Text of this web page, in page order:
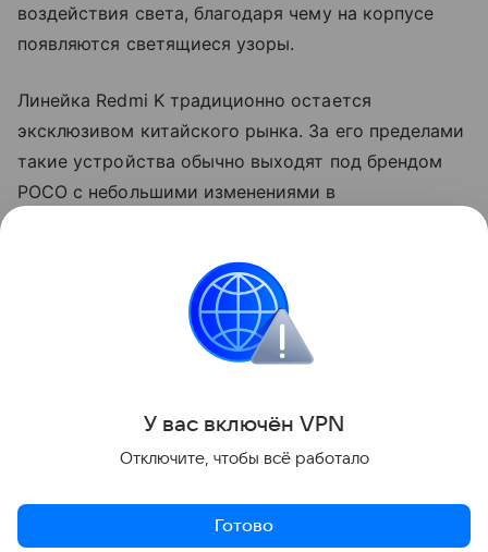
воздействия света, благодаря чему на корпусе
появляются светящиеся узоры.
Линейка Redmi K традиционно остается
эксклюзивом китайского рынка. За его пределами
такие устройства обычно выходят под брендом
POCO с небольшими изменениями в
глобальном рынке как POCO F8 Ultra.
Поделиться
У вас включён VPN
Отключите, чтобы всё работало
Готово